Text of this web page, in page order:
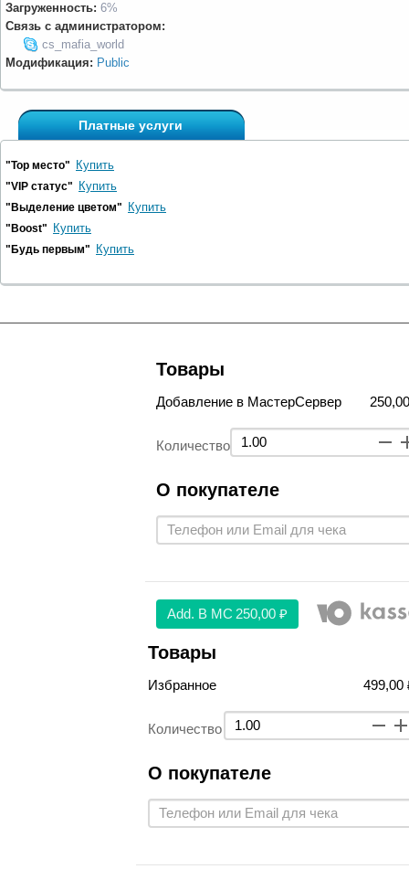
Загруженность: 6%
Связь с администратором:
cs_mafia_world
Модификация: Public
Платные услуги
"Top место" Купить
"VIP статус" Купить
"Выделение цветом" Купить
"Boost" Купить
"Будь первым" Купить
Товары
Добавление в МастерСервер
Количество
О покупателе
Аdd. В МС 250,00 ₽
Товары
Избранное 499,00
Количество
О покупателе